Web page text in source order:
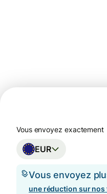
Vous envoyez exactement
EUR
Vous envoyez
une réduction sur nos